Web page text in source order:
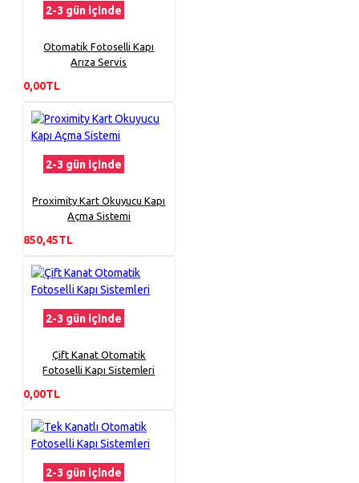
2-3 gün içinde
Otomatik Fotoselli Kapı
Arıza Servis
0,00TL
2-3 gün içinde
Proximity Kart Okuyucu Kapı
Açma Sistemi
850,45TL
2-3 gün içinde
Çift Kanat Otomatik
Fotoselli Kapı Sistemleri
0,00TL
2-3 gün içinde